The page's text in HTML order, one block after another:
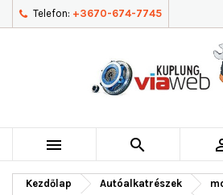
Telefon: +3670-674-7745
 
Kezdőlap Autóalkatrészek